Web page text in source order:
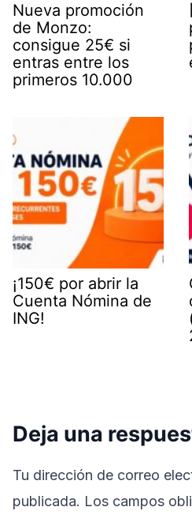
Nueva promoción
de Monzo:
consigue 25€ si
entras entre los
primeros 10.000
¡150€ por abrir la
Cuenta Nómina de
ING!
Deja una
Tu dirección de correo
publicada. Los campos